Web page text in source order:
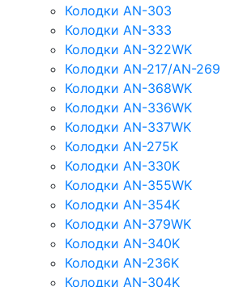
Колодки AN-303
Колодки AN-333
Колодки AN-322WK
Колодки AN-217/AN-269
Колодки AN-368WK
Колодки AN-336WK
Колодки AN-337WK
Колодки AN-275K
Колодки AN-330K
Колодки AN-355WK
Колодки AN-354K
Колодки AN-379WK
Колодки AN-340K
Колодки AN-236K
Колодки AN-304K